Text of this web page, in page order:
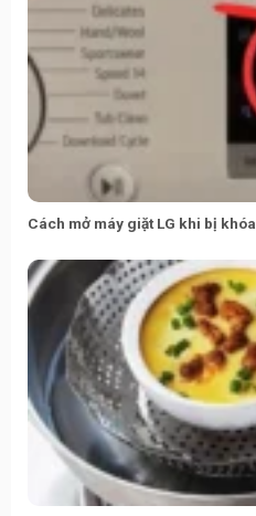
Cách mở máy giặt LG khi bị khóa